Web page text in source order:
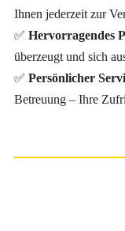
Ihnen jederzeit zur
✅ Hervorragendes
überzeugt und sich
✅ Persönlicher
Betreuung – Ihre